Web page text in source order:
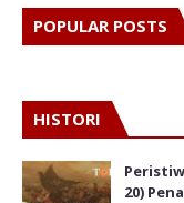
POPULAR POSTS
HISTORI
20)